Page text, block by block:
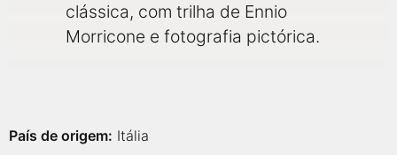
clássica, com trilha de Ennio
Morricone e fotografia pictórica.
País de origem: Itália